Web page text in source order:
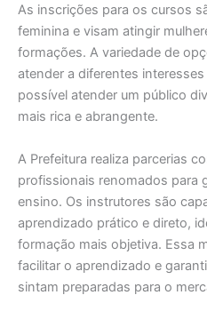
As inscrições para os cursos
feminina e visam atingir
formações. A variedade de
atender a diferentes
possível atender um público
mais rica e abrangente.
A Prefeitura realiza parcerias
profissionais renomados para
ensino. Os instrutores são
aprendizado prático e direto,
formação mais objetiva. Essa
facilitar o aprendizado e
sintam preparadas para o